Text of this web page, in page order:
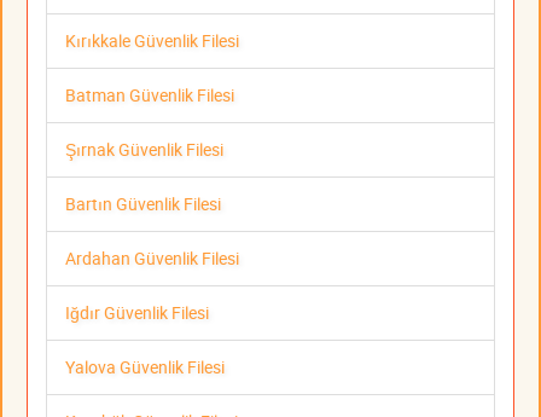
Kırıkkale Güvenlik Filesi
Batman Güvenlik Filesi
Şırnak Güvenlik Filesi
Bartın Güvenlik Filesi
Ardahan Güvenlik Filesi
Iğdır Güvenlik Filesi
Yalova Güvenlik Filesi